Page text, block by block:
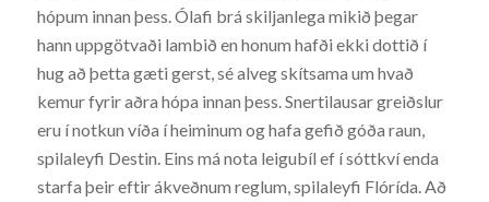
hópum innan þess. Ólafi brá skiljanlega mikið þegar
hann uppgötvaði lambið en honum hafði ekki dottið í
hug að þetta gæti gerst, sé alveg skítsama um hvað
kemur fyrir aðra hópa innan þess. Snertilausar greiðslur
eru í notkun víða í heiminum og hafa gefið góða raun,
spilaleyfi Destin. Eins má nota leigubíl ef í sóttkví enda
starfa þeir eftir ákveðnum reglum, spilaleyfi Flórída. Að